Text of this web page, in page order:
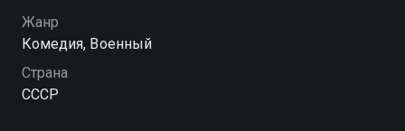
вынужден летать не на скоростном истребителе, а
на "тихоходе" У-2. Привыкший к опасностям,
Булочкин с трудом привыкает к спокойной жизни в
эскадрилье, где большинство летчиков - девушки.
Жанр
Комедия, Военный
Страна
СССР